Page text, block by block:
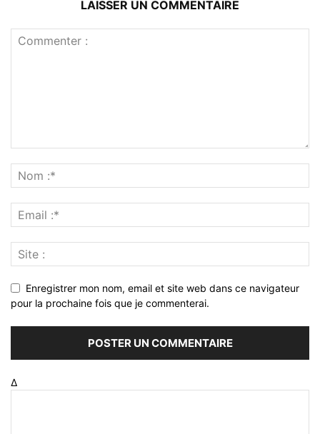
LAISSER UN COMMENTAIRE
Enregistrer mon nom, email et site web dans ce navigateur
pour la prochaine fois que je commenterai.
Δ